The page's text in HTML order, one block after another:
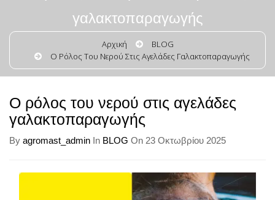
γαλακτοπαραγωγής
Αρχική
BLOG
Ο Ρόλος Του Νερού Στις Αγελάδες Γαλακτοπαραγωγής
Ο ρόλος του νερού στις αγελάδες
γαλακτοπαραγωγής
By agromast_admin In BLOG On 23 Οκτωβρίου 2025